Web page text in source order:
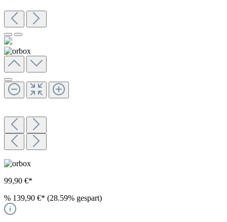
99,90 €*
% 139,90 €* (28.59% gespart)